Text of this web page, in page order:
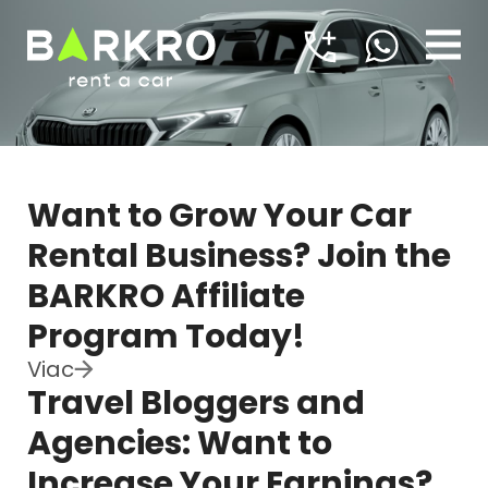
Want to Grow Your Car
Rental Business? Join the
BARKRO Affiliate
Program Today!
Viac
Travel Bloggers and
Agencies: Want to